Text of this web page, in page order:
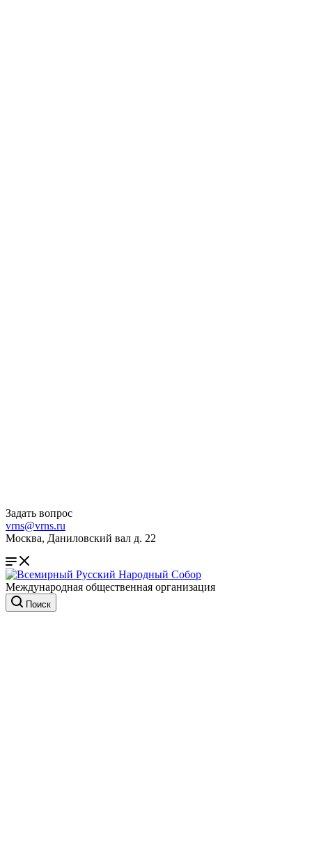
Задать вопрос
vrns@vrns.ru
Москва, Даниловский вал д. 22
Международная общественная организация
Поиск